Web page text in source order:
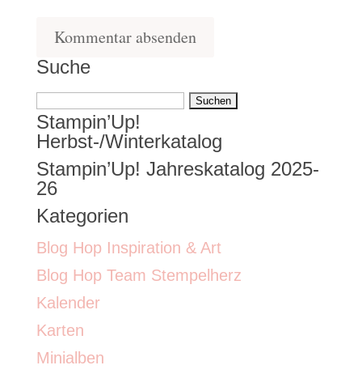
Suche
Suchen
nach:
Stampin’Up!
Herbst-/Winterkatalog
Stampin’Up! Jahreskatalog 2025-
26
Kategorien
Blog Hop Inspiration & Art
Blog Hop Team Stempelherz
Kalender
Karten
Minialben